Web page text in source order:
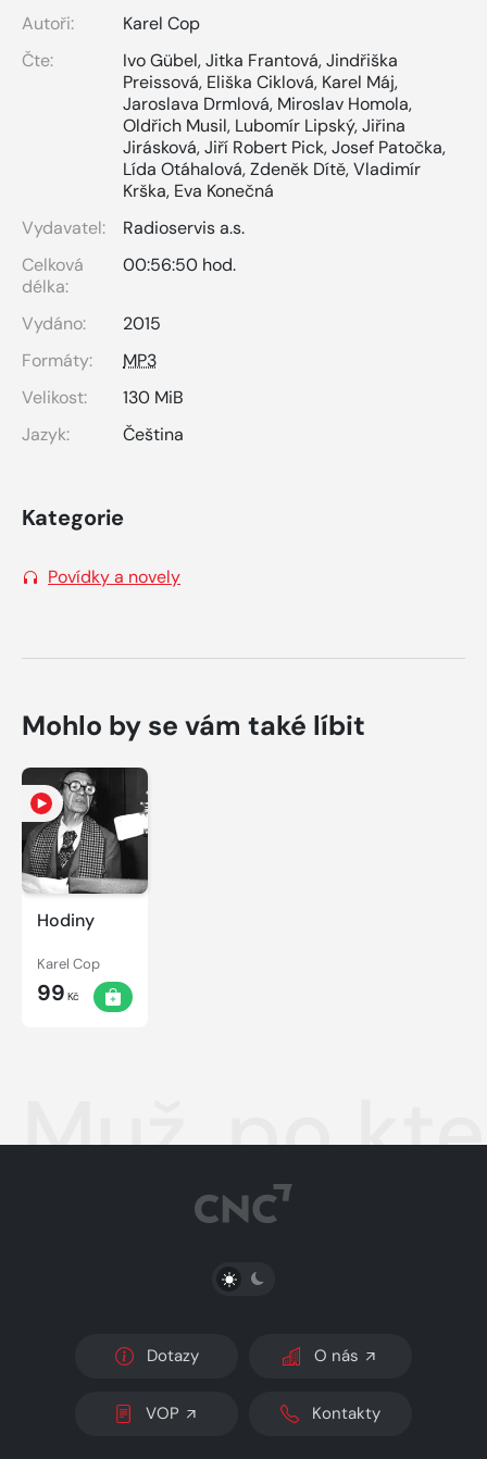
Autoři:
Karel Cop
Čte:
Ivo Gübel,Jitka Frantová,Jindřiška
Preissová, Eliška Ciklová, Karel Máj,
Jaroslava Drmlová, Miroslav Homola,
Oldřich Musil, Lubomír Lipský,Jiřina
Jirásková,Jiří Robert Pick,Josef Patočka,
Lída Otáhalová,Zdeněk Dítě,Vladimír
Krška, Eva Konečná
Vydavatel:
Radioservis a.s.
Celková
délka:
00:56:50 hod.
Vydáno:
2015
Formáty:
MP3
Velikost:
130 MiB
Jazyk:
Čeština
Kategorie
Povídky a novely
Mohlo by se vám také líbit
Hodiny
Karel Cop
99 Kč
Muž, po
PŘEPNOUT SVĚTLÝ/TMAVÝ REŽIM
Dotazy O nás
VOP Kontakty